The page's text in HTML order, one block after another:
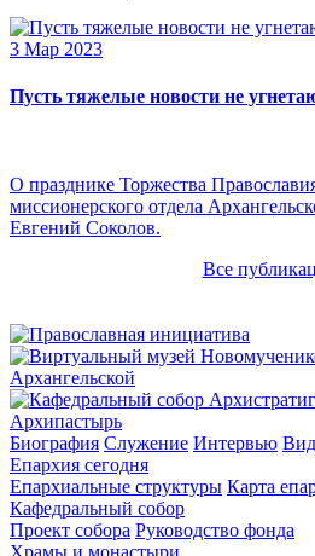
3 Мар 2023
Пусть тяжелые новости не
О празднике Торжества
миссионерского отдела
Евгений Соколов.
Все
Архипастырь
Биография Служение Интервью
Епархия сегодня
Епархиальные структуры Карта
Кафедральный собор
Проект собора Руководство фонда